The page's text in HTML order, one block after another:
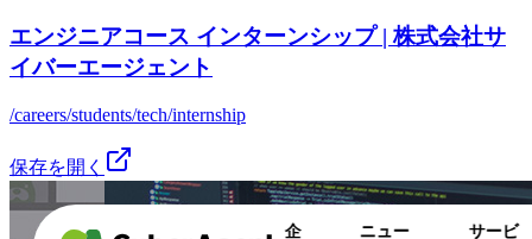
エンジニアコース インターンシップ | 株式会社サ
イバーエージェント
/careers/students/tech/internship
保存を開く